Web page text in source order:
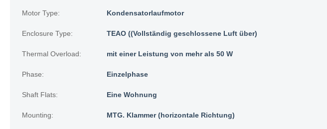
Motor Type: Kondensatorlaufmotor
Enclosure Type: TEAO ((Vollständig geschlossene Luft über)
Thermal Overload: mit einer Leistung von mehr als 50 W
Phase: Einzelphase
Shaft Flats: Eine Wohnung
Mounting: MTG. Klammer (horizontale Richtung)